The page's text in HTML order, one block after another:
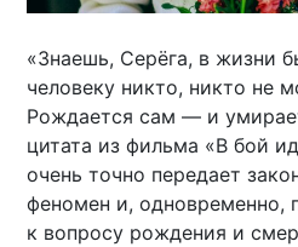
«Знаешь, Серёга, в жизни
человеку никто, никто не
Рождается сам — и
цитата из фильма «В бой
очень точно передает
феномен и, одновременно,
к вопросу рождения и